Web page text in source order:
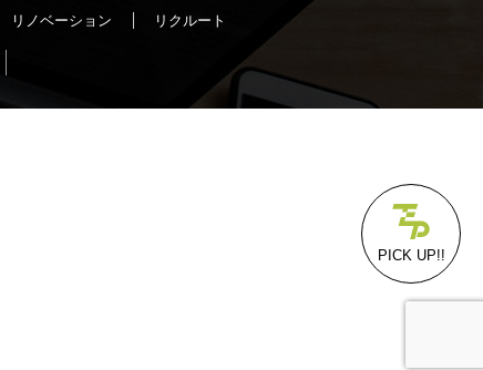
リノベーション リクルート